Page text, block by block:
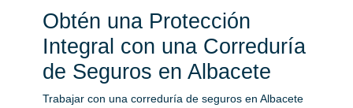
Obtén una Protección
Integral con una Correduría
de Seguros en Albacete
Trabajar con una correduría de seguros en Albacete